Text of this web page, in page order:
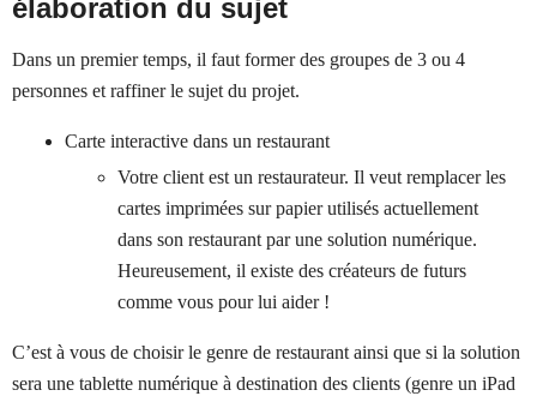
élaboration du sujet
Dans un premier temps, il faut former des groupes de 3 ou 4
personnes et raffiner le sujet du projet.
Carte interactive dans un restaurant
Votre client est un restaurateur. Il veut remplacer les
cartes imprimées sur papier utilisés actuellement
dans son restaurant par une solution numérique.
Heureusement, il existe des créateurs de futurs
comme vous pour lui aider !
C’est à vous de choisir le genre de restaurant ainsi que si la solution
sera une tablette numérique à destination des clients (genre un iPad